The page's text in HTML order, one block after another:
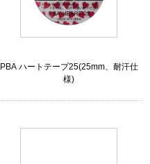
PBA ハートテープ25(25mm、耐汗仕
様)